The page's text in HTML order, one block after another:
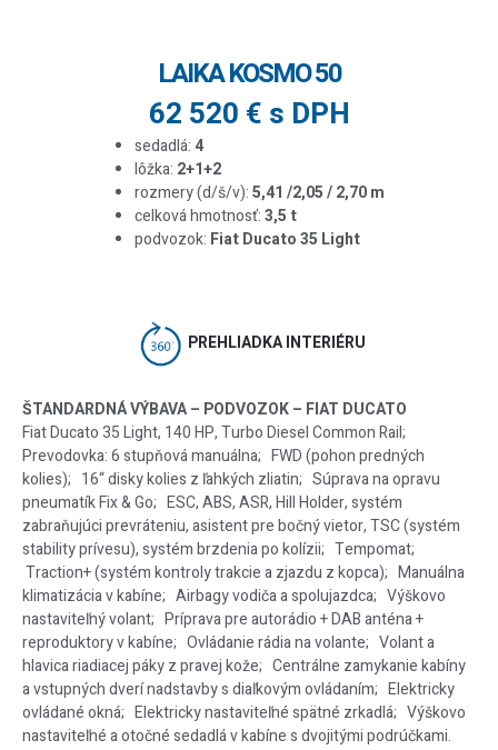
LAIKA KOSMO 50
62 520 € s DPH
sedadlá: 4
lôžka: 2+1+2
rozmery (d/š/v):5,41 /2,05 / 2,70 m
celková hmotnosť:3,5 t
podvozok: Fiat Ducato 35 Light
PREHLIADKA INTERIÉRU
ŠTANDARDNÁ VÝBAVA – PODVOZOK – FIAT DUCATO
Fiat Ducato 35 Light, 140 HP, Turbo Diesel Common Rail;
Prevodovka: 6 stupňová manuálna; FWD (pohon predných
kolies); 16“ disky kolies z ľahkých zliatin; Súprava na opravu
pneumatík Fix & Go; ESC, ABS, ASR, Hill Holder, systém
zabraňujúci prevráteniu, asistent pre bočný vietor, TSC (systém
stability prívesu), systém brzdenia po kolízii; Tempomat;
Traction+ (systém kontroly trakcie a zjazdu z kopca); Manuálna
klimatizácia v kabíne; Airbagy vodiča a spolujazdca; Výškovo
nastaviteľný volant; Príprava pre autorádio + DAB anténa +
reproduktory v kabíne; Ovládanie rádia na volante; Volant a
hlavica riadiacej páky z pravej kože; Centrálne zamykanie kabíny
a vstupných dverí nadstavby s diaľkovým ovládaním; Elektricky
ovládané okná; Elektricky nastaviteľné spätné zrkadlá; Výškovo
nastaviteľné a otočné sedadlá v kabíne s dvojitými podrúčkami.